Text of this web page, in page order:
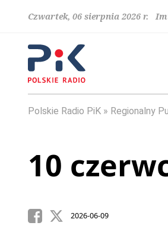
Czwartek, 06 sierpnia 2026 r.
Polskie Radio PiK Regionalny
10
2026-06-09